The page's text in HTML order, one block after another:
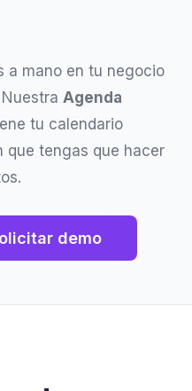
a mano en tu negocio
Nuestra Agenda
tu calendario
que tengas que hacer
demo